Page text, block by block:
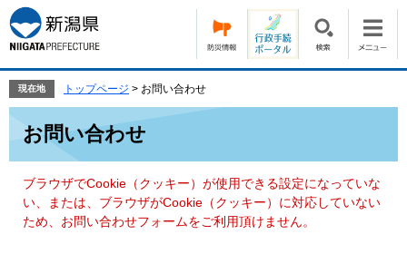
ー
ジ
の
頭
す。
ニ
ュ
ー
飛
て
現在地 トップページ > お問い合わせ
お問い合わせ
ブラウザでCookie（クッキー）が使用できる設定になっていな
い、または、ブラウザがCookie（クッキー）に対応していない
ため、お問い合わせフォームをご利用頂けません。